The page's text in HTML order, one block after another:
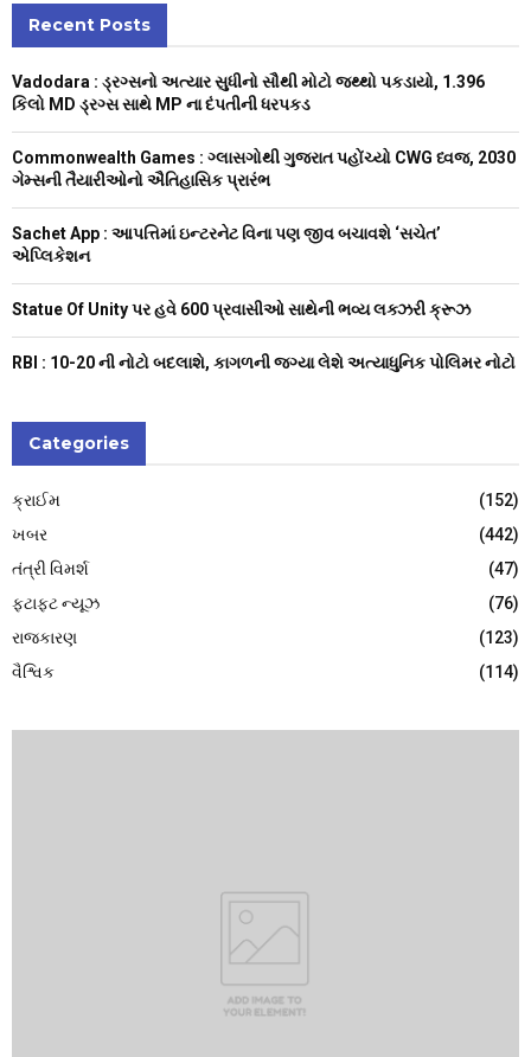
h
f
o
C
Recent Posts
Vadodara : ડ્રગ્સનો અત્યાર સુધીનો સૌથી મોટો જથ્થો પકડાયો, 1.396
કિલો MD ડ્રગ્સ સાથે MP ના દંપતીની ધરપકડ
Commonwealth Games : ગ્લાસગોથી ગુજરાત પહોંચ્યો CWG ધ્વજ, 2030
ગેમ્સની તૈયારીઓનો ઐતિહાસિક પ્રારંભ
Sachet App : આપત્તિમાં ઇન્ટરનેટ વિના પણ જીવ બચાવશે ‘સચેત’
એપ્લિકેશન
Statue Of Unity પર હવે 600 પ્રવાસીઓ સાથેની ભવ્ય લક્ઝરી ક્રૂઝ
RBI : ₹10-20 ની નોટો બદલાશે, કાગળની જગ્યા લેશે અત્યાધુનિક પોલિમર નોટો
Categories
ક્રાઈમ
(152)
ખબર
(442)
તંત્રી વિમર્શ
(47)
ફટાફટ ન્યૂઝ
(76)
રાજકારણ
(123)
વૈશ્વિક
(114)